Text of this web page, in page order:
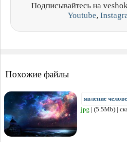
Подписывайтесь на
Youtube,
Похожие файлы
явление
jpg | (5.5Mb) |